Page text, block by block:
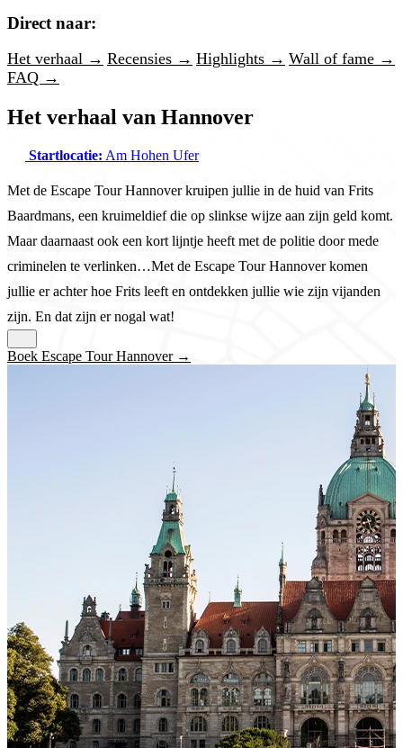
Direct naar:
Het verhaal → Recensies → Highlights → Wall of fame →
FAQ →
Het verhaal van Hannover
Startlocatie: Am Hohen Ufer
Met de Escape Tour Hannover kruipen jullie in de huid van Frits
Baardmans, een kruimeldief die op slinkse wijze aan zijn geld komt.
Maar daarnaast ook een kort lijntje heeft met de politie door mede
criminelen te verlinken…Met de Escape Tour Hannover komen
jullie er achter hoe Frits leeft en ontdekken jullie wie zijn vijanden
zijn. En dat zijn er nogal wat!
Boek Escape Tour Hannover →